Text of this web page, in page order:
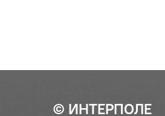
© ИНТЕРПОЛЕ